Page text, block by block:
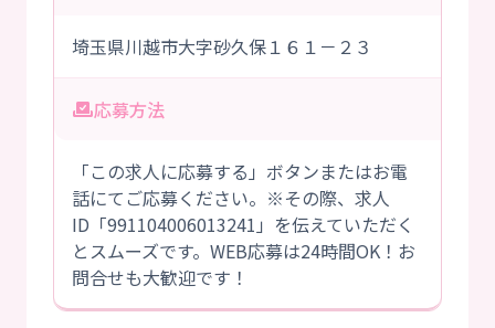
埼玉県川越市大字砂久保１６１－２３
応募方法
「この求人に応募する」ボタンまたはお電
話にてご応募ください。※その際、求人
ID「991104006013241」を伝えていただく
とスムーズです。WEB応募は24時間OK！お
問合せも大歓迎です！